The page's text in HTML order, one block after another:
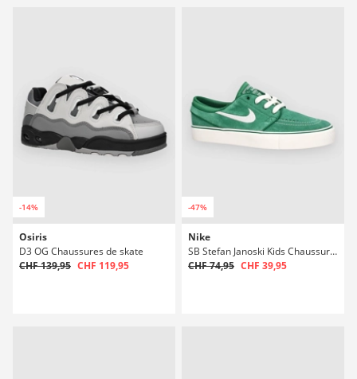
-14%
Osiris
D3 OG Chaussures de skate
CHF 139,95 CHF 119,95
-47%
Nike
SB Stefan Janoski Kids Chaussures de skate
CHF 74,95 CHF 39,95